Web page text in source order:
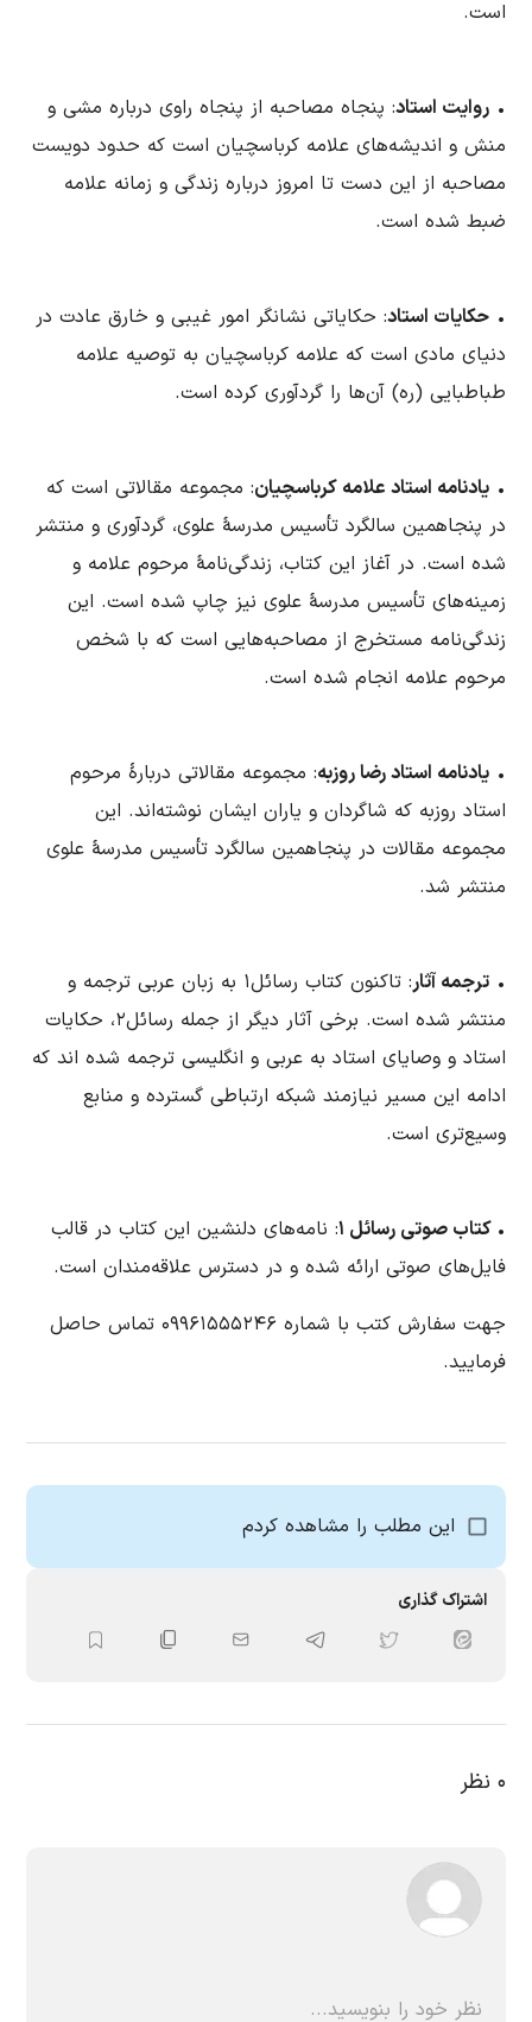
است.
• روایت استاد: پنجاه مصاحبه از پنجاه راوی درباره مشی و
منش و اندیشه‌های علامه کرباسچیان است که حدود دویست
مصاحبه از این دست تا امروز درباره زندگی و زمانه علامه
ضبط شده ‌است.
• حکایات استاد: حکایاتی نشانگر امور غیبی و خارق عادت در
دنیای مادی است که علامه کرباسچیان به توصیه علامه
طباطبایی (ره) آن‌ها را گردآوری کرده است.
• یادنامه استاد علامه کرباسچیان: مجموعه مقالاتی است که
در پنجاهمین سالگرد تأسیس مدرسۀ علوی، گردآوری و منتشر
شده است. در آغاز این کتاب، زندگی‌نامۀ مرحوم علامه و
زمینه‌های تأسیس مدرسۀ علوی نیز چاپ شده است. این
زندگی‌نامه مستخرج از مصاحبه‌هایی است که با شخص
مرحوم علامه انجام شده است.
• یادنامه استاد رضا روزبه: مجموعه مقالاتی دربارۀ مرحوم
استاد روزبه که شاگردان و یاران ایشان نوشته‌اند. این
مجموعه مقالات در پنجاهمین سالگرد تأسیس مدرسۀ علوی
منتشر شد.
• ترجمه آثار
: تاکنون کتاب‌ رسائل۱ به زبان‌ عربی ترجمه و
منتشر شده است. برخی آثار دیگر از جمله رسائل۲، حکایات
استاد و وصایای استاد به عربی و انگلیسی ترجمه شده اند که
ادامه این مسیر نیازمند شبکه ارتباطی گسترده و منابع
وسیع‌تری است.
• کتاب صوتی رسائل ۱ : نامه‌های دلنشین این کتاب در قالب
فایل‌های صوتی ارائه شده و در دسترس علاقه‌مندان است.
جهت سفارش کتب با شماره ۰۹۹۶۱۵۵۵۲۴۶ تماس حاصل
فرمایید.
این مطلب را مشاهده کردم
اشتراک گذاری
۰ نظر